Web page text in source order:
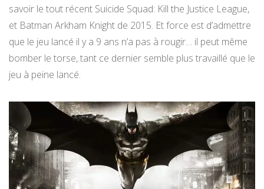
savoir le tout récent Suicide Squad: Kill the Justice League,
et Batman Arkham Knight de 2015. Et force est d’admettre
que le jeu lancé il y a 9 ans n’a pas à rougir… il peut même
bomber le torse, tant ce dernier semble plus travaillé que le
jeu à peine lancé.